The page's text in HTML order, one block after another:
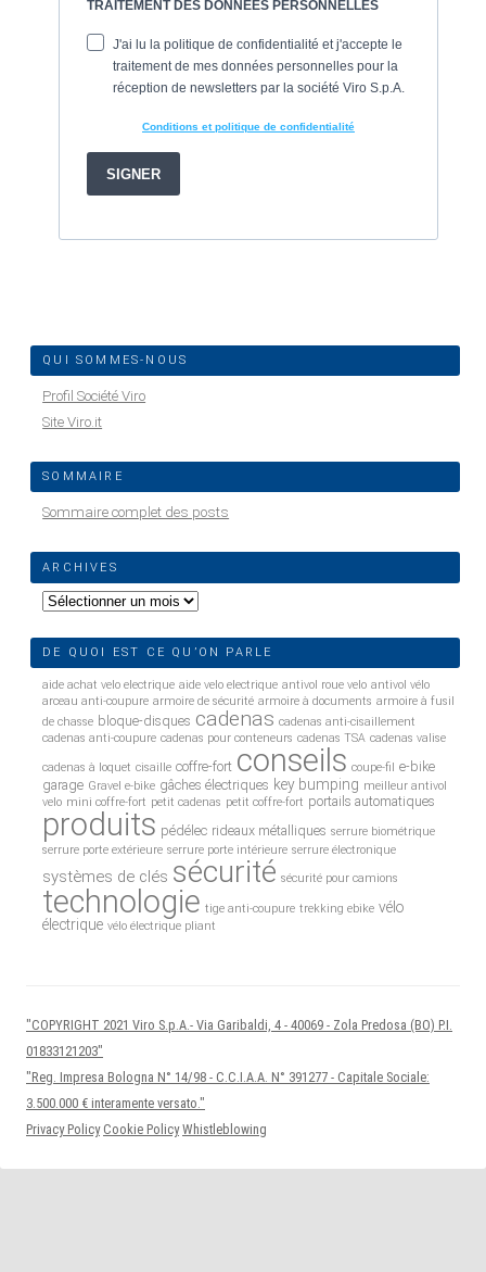
QUI SOMMES-NOUS
Profil Société Viro
Site Viro.it
SOMMAIRE
Sommaire complet des posts
ARCHIVES
Archives
DE QUOI EST CE QU’ON PARLE
aide achat velo electrique aide velo electrique antivol roue velo antivol vélo
arceau anti-coupure armoire de sécurité armoire à documents armoire à fusil
de chasse bloque-disques cadenas cadenas anti-cisaillement
cadenas anti-coupure cadenas pour conteneurs cadenas TSA cadenas valise
cadenas à loquet cisaille coffre-fort conseils coupe-fil
e-bike
garage Gravel e-bike gâches électriques key bumping meilleur antivol
velo mini coffre-fort petit cadenas petit coffre-fort portails automatiques
produits pédélec rideaux métalliques serrure biométrique
serrure porte extérieure serrure porte intérieure serrure électronique
systèmes de clés sécurité sécurité pour camions
technologie tige anti-coupure trekking ebike vélo
électrique vélo électrique pliant
"COPYRIGHT 2021 Viro S.p.A.- Via Garibaldi, 4 - 40069 - Zola Predosa (BO) P.I.
01833121203"
"Reg. Impresa Bologna N° 14/98 - C.C.I.A.A. N° 391277 - Capitale Sociale:
3.500.000 € interamente versato."
Privacy Policy Cookie Policy Whistleblowing